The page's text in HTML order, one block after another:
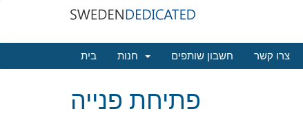
בית חשבון שותפים צרו קשר
פתיחת פנייה